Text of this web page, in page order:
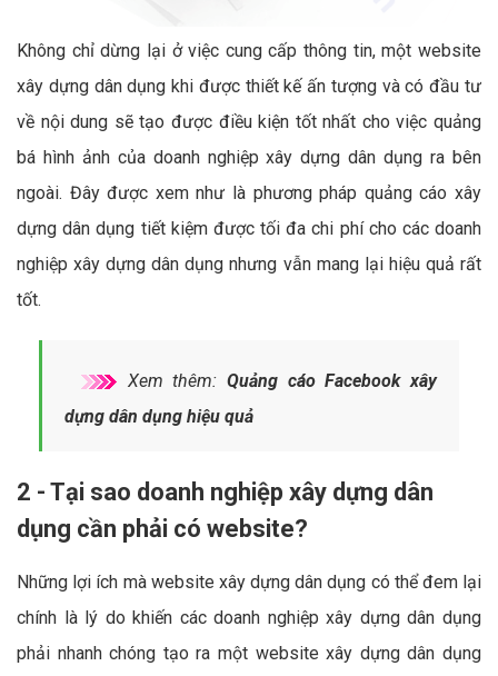
Không chỉ dừng lại ở việc cung cấp thông tin, một website
xây dựng dân dụng khi được thiết kế ấn tượng và có đầu tư
về nội dung sẽ tạo được điều kiện tốt nhất cho việc quảng
bá hình ảnh của doanh nghiệp xây dựng dân dụng ra bên
ngoài. Đây được xem như là phương pháp quảng cáo xây
dựng dân dụng tiết kiệm được tối đa chi phí cho các doanh
nghiệp xây dựng dân dụng nhưng vẫn mang lại hiệu quả rất
tốt.
Xem thêm: Quảng cáo Facebook xây
dựng dân dụng hiệu quả
2 - Tại sao doanh nghiệp xây dựng dân
dụng cần phải có website?
Những lợi ích mà website xây dựng dân dụng có thể đem lại
chính là lý do khiến các doanh nghiệp xây dựng dân dụng
phải nhanh chóng tạo ra một website xây dựng dân dụng